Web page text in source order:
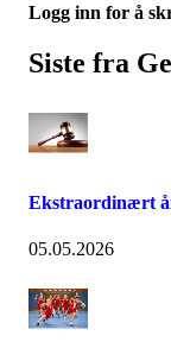
Logg inn for å
Siste fra
Ekstraordinært
05.05.2026